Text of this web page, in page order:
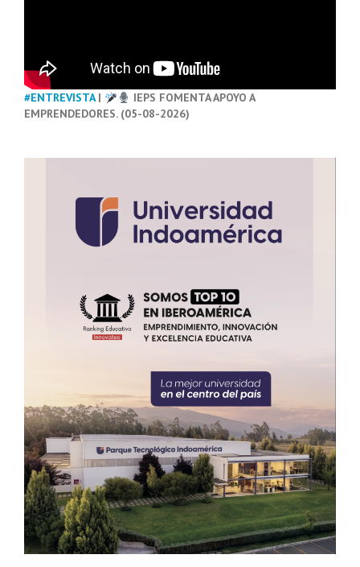
#ENTREVISTA|
IEPS FOMENTA APOYO A
EMPRENDEDORES. (05-08-2026)